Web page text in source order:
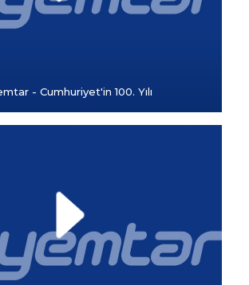
- Cumhuriyet'in 100. Yılı